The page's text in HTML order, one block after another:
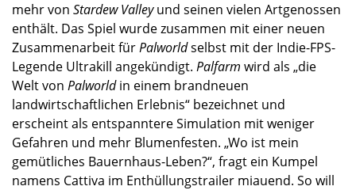
mehr von Stardew Valleyund seinen vielen Artgenossen
enthält. Das Spiel wurde zusammen mit einer neuen
Zusammenarbeit fürPalworldselbst mit der Indie-FPS-
Legende Ultrakill angekündigt. Palfarm wird als „die
Welt von Palworldin einem brandneuen
landwirtschaftlichen Erlebnis“ bezeichnet und
erscheint als entspanntere Simulation mit weniger
Gefahren und mehr Blumenfesten. „Wo ist mein
gemütliches Bauernhaus-Leben?“, fragt ein Kumpel
namens Cattiva im Enthüllungstrailer miauend. So will